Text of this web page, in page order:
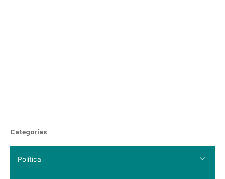
Categorías
Política